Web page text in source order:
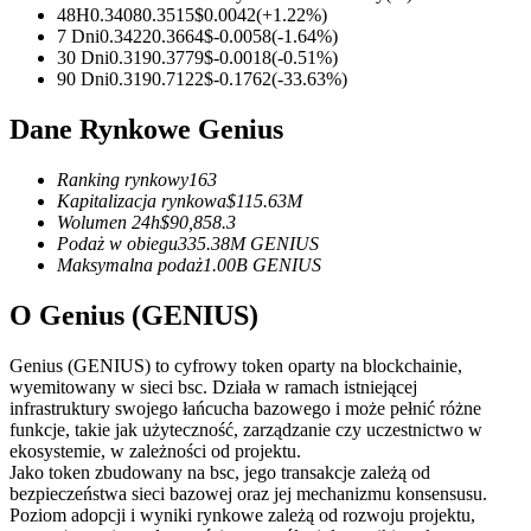
Kontrakty futures wykorzystujące USDC jako zabezpieczenie
Kopiowanie Transakcji
Dołącz do najlepszych traderów
48H0.34080.3515$0.0042(+1.22%)
7 Dni0.34220.3664$-0.0058(-1.64%)
30 Dni0.3190.3779$-0.0018(-0.51%)
90 Dni0.3190.7122$-0.1762(-33.63%)
Dane Rynkowe Genius
Ranking rynkowy163
Kapitalizacja rynkowa$115.63M
Wolumen 24h$90,858.3
Podaż w obiegu335.38M GENIUS
Maksymalna podaż1.00B GENIUS
O Genius (GENIUS)
Genius (GENIUS) to cyfrowy token oparty na blockchainie,
wyemitowany w sieci bsc. Działa w ramach istniejącej
infrastruktury swojego łańcucha bazowego i może pełnić różne
funkcje, takie jak użyteczność, zarządzanie czy uczestnictwo w
ekosystemie, w zależności od projektu.
Jako token zbudowany na bsc, jego transakcje zależą od
bezpieczeństwa sieci bazowej oraz jej mechanizmu konsensusu.
Poziom adopcji i wyniki rynkowe zależą od rozwoju projektu,